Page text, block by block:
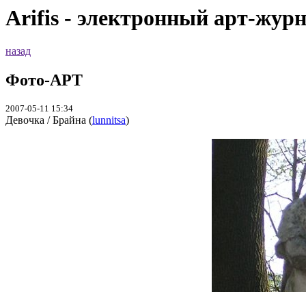
Arifis - электронный арт-
назад
Фото-АРТ
2007-05-11 15:34
Девочка / Брайна (lunnitsa)